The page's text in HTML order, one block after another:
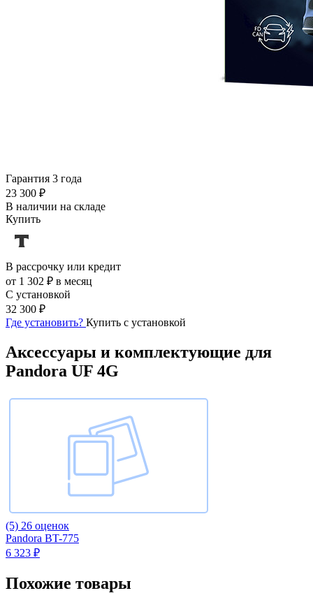
Гарантия 3 года
23 300 ₽
В наличии на складе
Купить
В рассрочку или кредит
от 1 302 ₽ в месяц
С установкой
32 300 ₽
Где установить? Купить с установкой
Аксессуары и комплектующие для
Pandora UF 4G
(5) 26 оценок
Pandora BT-775
6 323 ₽
Похожие товары